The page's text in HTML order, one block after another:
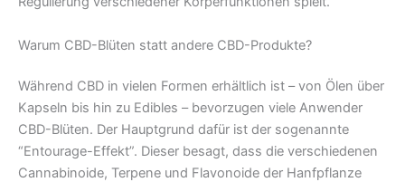
Warum CBD-Blüten statt andere CBD-Produkte?
Während CBD in vielen Formen erhältlich ist – von Ölen über
Kapseln bis hin zu Edibles – bevorzugen viele Anwender
CBD-Blüten. Der Hauptgrund dafür ist der sogenannte
“Entourage-Effekt”. Dieser besagt, dass die verschiedenen
Cannabinoide, Terpene und Flavonoide der Hanfpflanze